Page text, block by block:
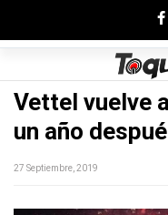
Vettel vuelve
un año
27 Septiembre, 2019